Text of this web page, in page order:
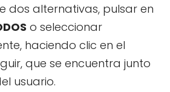
dos alternativas, pulsar en
o seleccionar
haciendo clic en el
que se encuentra junto
usuario.